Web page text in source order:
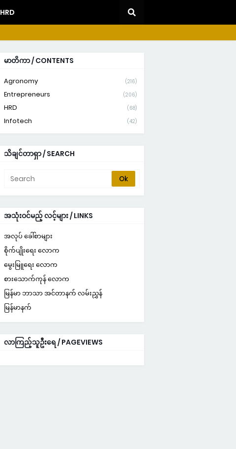
HRD
မာတိကာ / CONTENTS
Agronomy (216)
Entrepreneurs (206)
HRD (68)
Infotech (42)
သိချင်တာရှာ / SEARCH
အသုံးဝင်မည့် လင့်များ / LINKS
အလုပ် ခေါ်စာများ
စိုက်ပျိုးရေး လောက
မွေးမြူရေး လောက
စားသောက်ကုန် လောက
မြန်မာ ဘာသာ အင်တာနက် လမ်းညွှန်
မြန်မာနက်
လာကြည့်သူဦးရေ / PAGEVIEWS